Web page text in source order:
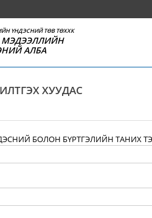
ҮНДЭСНИЙ ТӨВ ТӨХХК
АЛБА
ХУУДАС
БОЛОН БҮРТГЭЛИЙН ТАНИХ